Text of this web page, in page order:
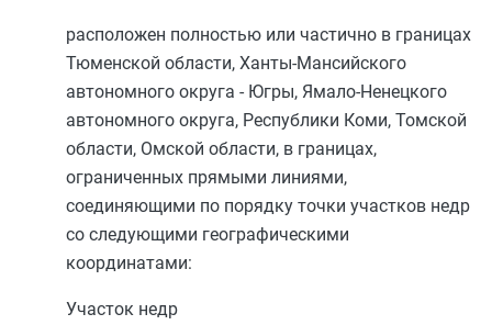
расположен полностью или частично в границах
Тюменской области, Ханты-Мансийского
автономного округа - Югры, Ямало-Ненецкого
автономного округа, Республики Коми, Томской
области, Омской области, в границах,
ограниченных прямыми линиями,
соединяющими по порядку точки участков недр
со следующими географическими
координатами:
Участок недр